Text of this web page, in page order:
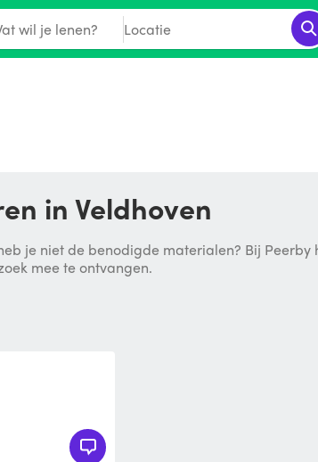
wil je lenen? Locatie
in Veldhoven
je niet de benodigde materialen? Bij
mee te ontvangen.